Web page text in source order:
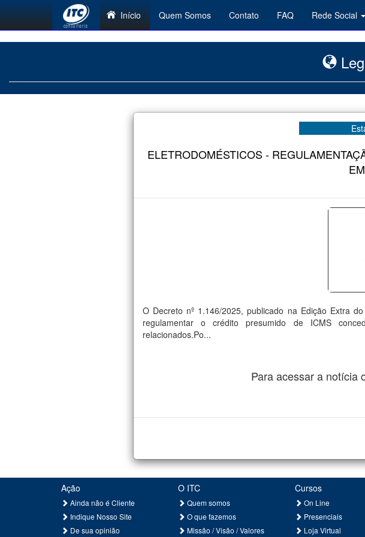
Início Quem Somos Contato FAQ Rede Social
ELETRODOMÉSTICOS -
O Decreto nº 1.146/2025, publicado na Edição Extra
regulamentar o crédito presumido de ICMS
relacionados.Po...
Para acessar a notícia
Ação
Ainda não é Cliente
Indique Nosso Site
De sua opinião
O ITC
Quem somos
O que fazemos
Missão / Visão / Valores
Cursos
On Line
Presenciais
Loja Virtual